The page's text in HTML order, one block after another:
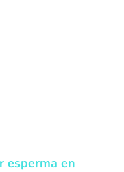
esperma en